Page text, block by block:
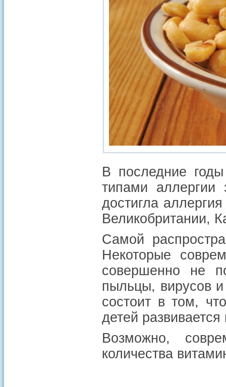
В последние
типами аллергии
достигла
Великобритании,
Самой
Некоторые
совершенно не
пыльцы, вирусов
состоит в том,
детей
Возможно,
количества